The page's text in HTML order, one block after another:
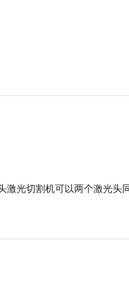
光切割机可以两个激光头